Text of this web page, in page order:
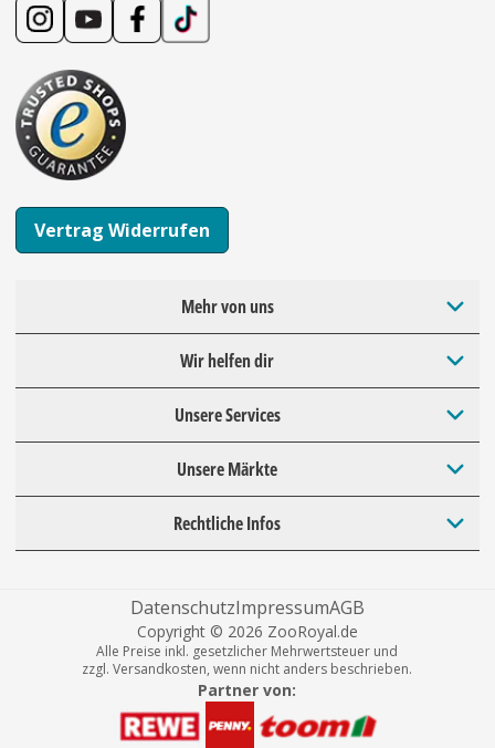
Vertrag Widerrufen
Mehr von uns
Wir helfen dir
Unsere Services
Unsere Märkte
Rechtliche Infos
DatenschutzImpressumAGB
Copyright © 2026 ZooRoyal.de
Alle Preise inkl. gesetzlicher Mehrwertsteuer und
zzgl. Versandkosten, wenn nicht anders beschrieben.
Partner von: